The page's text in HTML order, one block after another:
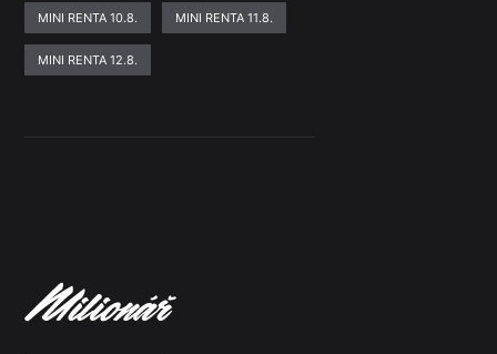
MINI RENTA 10.8. MINI RENTA 11.8.
MINI RENTA 12.8.